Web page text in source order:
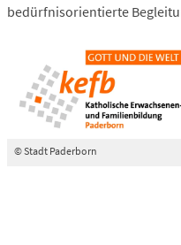
bedürfnisorientierte
© Stadt Paderborn